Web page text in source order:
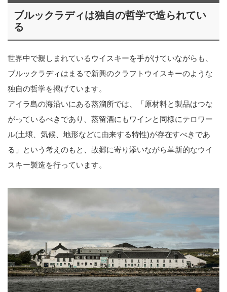
ブルックラディは独自の哲学で造られてい
る
世界中で親しまれているウイスキーを手がけていながらも、
ブルックラディはまるで新興のクラフトウイスキーのような
独自の哲学を掲げています。
アイラ島の海沿いにある蒸溜所では、「原材料と製品はつな
がっているべきであり、蒸留酒にもワインと同様にテロワー
ル(土壌、気候、地形などに由来する特性)が存在すべきであ
る」という考えのもと、故郷に寄り添いながら革新的なウイ
スキー製造を行っています。